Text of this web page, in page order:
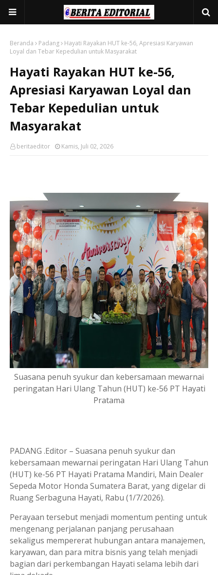
Beranda Padang
Hayati Rayakan HUT ke-56, Apresiasi Karyawan
Loyal dan Tebar Kepedulian untuk Masyarakat
Hayati Rayakan HUT ke-56,
Apresiasi Karyawan Loyal dan
Tebar Kepedulian untuk
Masyarakat
beritaeditor Kamis, Juli 02, 2026
Suasana penuh syukur dan kebersamaan mewarnai
peringatan Hari Ulang Tahun (HUT) ke-56 PT Hayati
Pratama
PADANG .Editor – Suasana penuh syukur dan
kebersamaan mewarnai peringatan Hari Ulang Tahun
(HUT) ke-56 PT Hayati Pratama Mandiri, Main Dealer
Sepeda Motor Honda Sumatera Barat, yang digelar di
Ruang Serbaguna Hayati, Rabu (1/7/2026).
Perayaan tersebut menjadi momentum penting untuk
mengenang perjalanan panjang perusahaan
sekaligus mempererat hubungan antara manajemen,
karyawan, dan para mitra bisnis yang telah menjadi
bagian dari perkembangan Hayati selama lebih dari